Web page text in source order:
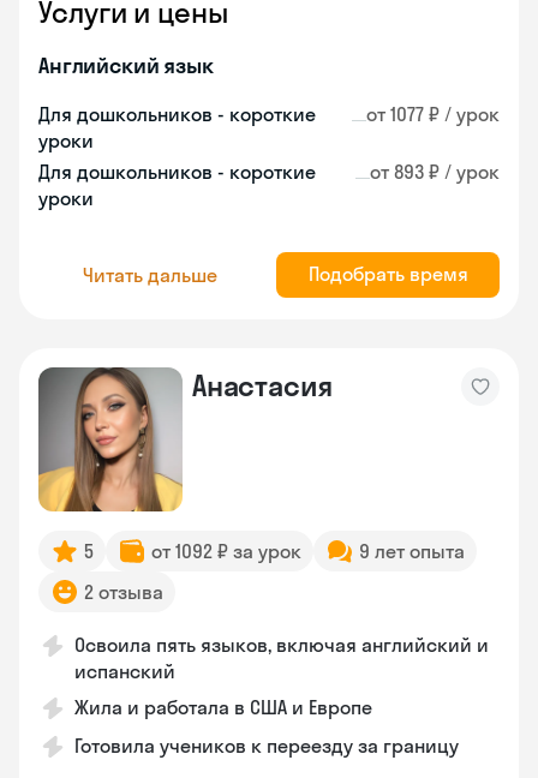
Услуги и цены
Английский язык
Для дошкольников - короткие
уроки
от 1077 ₽ / урок
Для дошкольников - короткие
уроки
от 893 ₽ / урок
Читать дальше Подобрать время
Анастасия
5 от 1092 ₽ за урок
9 лет опыта
2 отзыва
Освоила пять языков, включая английский и
испанский
Жила и работала в США и Европе
Готовила учеников к переезду за границу